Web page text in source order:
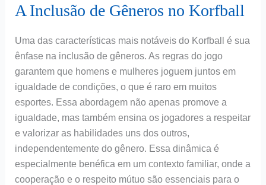
A Inclusão de Gêneros no Korfball
Uma das características mais notáveis do Korfball é sua
ênfase na inclusão de gêneros. As regras do jogo
garantem que homens e mulheres joguem juntos em
igualdade de condições, o que é raro em muitos
esportes. Essa abordagem não apenas promove a
igualdade, mas também ensina os jogadores a respeitar
e valorizar as habilidades uns dos outros,
independentemente do gênero. Essa dinâmica é
especialmente benéfica em um contexto familiar, onde a
cooperação e o respeito mútuo são essenciais para o